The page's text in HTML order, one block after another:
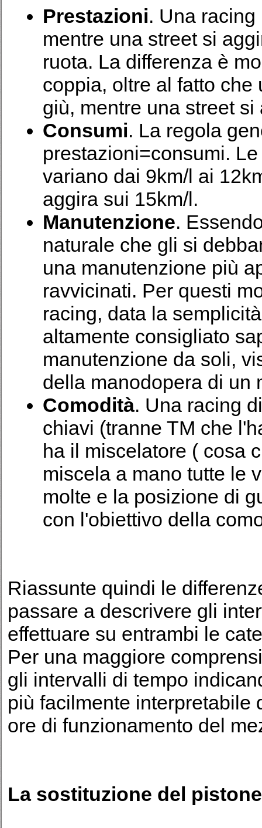
Prestazioni. Una
mentre una street si
ruota. La differenza è
coppia, oltre al fatto
giù, mentre una street si
Consumi. La regola
prestazioni=consumi.
variano dai 9km/l ai
aggira sui 15km/l.
Manutenzione.
naturale che gli si
una manutenzione più
ravvicinati. Per questi
racing, data la
altamente consigliato
manutenzione da soli,
della manodopera di un
Comodità. Una racing
chiavi (tranne TM che
ha il miscelatore ( cosa
miscela a mano tutte le
molte e la posizione di
con l'obiettivo della
Riassunte quindi le
passare a descrivere gli
effettuare su entrambi le
Per una maggiore
gli intervalli di tempo
più facilmente interpretabile
ore di funzionamento del
La sostituzione del pistone